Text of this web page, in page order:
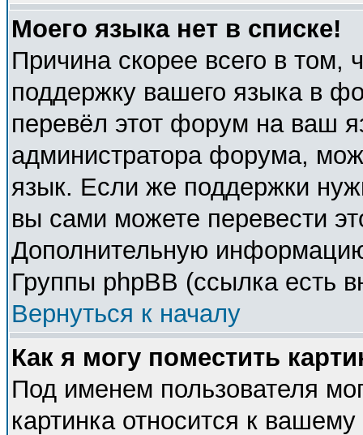
Моего языка нет в списке!
Причина скорее всего в том,
поддержку вашего языка в
перевёл этот форум на ваш
администратора форума,
язык. Если же поддержки
вы сами можете перевести
Дополнительную
Группы phpBB (ссылка есть
Вернуться к началу
Как я могу поместить
Под именем пользователя
картинка относится к